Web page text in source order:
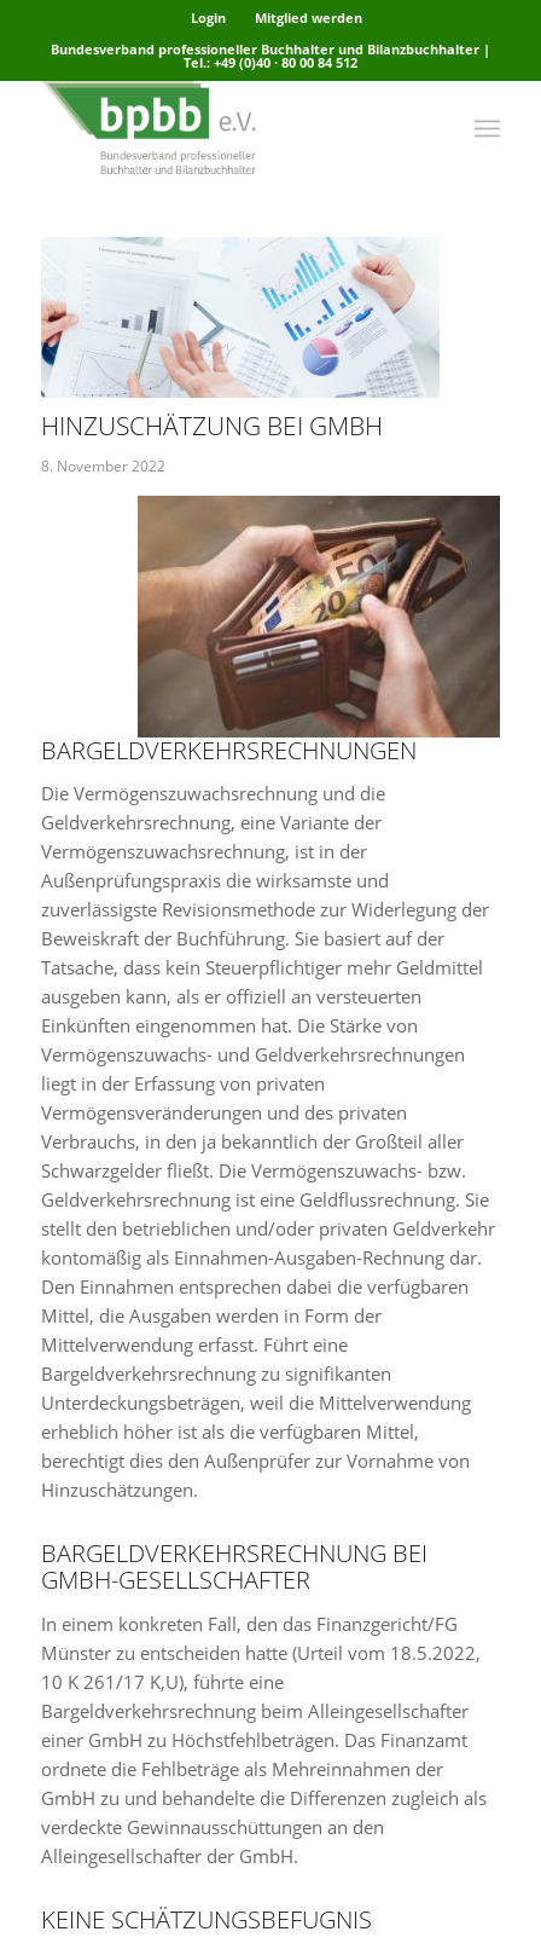
Login
Mitglied werden
Bundesverband professioneller Buchhalter und Bilanzbuchhalter |
Tel.: +49 (0)40 · 80 00 84 512
HINZUSCHÄTZUNG BEI GMBH
8. November 2022
BARGELDVERKEHRSRECHNUNGEN
Die Vermögenszuwachsrechnung und die
Geldverkehrsrechnung, eine Variante der
Vermögenszuwachsrechnung, ist in der
Außenprüfungspraxis die wirksamste und
zuverlässigste Revisionsmethode zur Widerlegung der
Beweiskraft der Buchführung. Sie basiert auf der
Tatsache, dass kein Steuerpflichtiger mehr Geldmittel
ausgeben kann, als er offiziell an versteuerten
Einkünften eingenommen hat. Die Stärke von
Vermögenszuwachs- und Geldverkehrsrechnungen
liegt in der Erfassung von privaten
Vermögensveränderungen und des privaten
Verbrauchs, in den ja bekanntlich der Großteil aller
Schwarzgelder fließt. Die Vermögenszuwachs- bzw.
Geldverkehrsrechnung ist eine Geldflussrechnung. Sie
stellt den betrieblichen und/oder privaten Geldverkehr
kontomäßig als Einnahmen-Ausgaben-Rechnung dar.
Den Einnahmen entsprechen dabei die verfügbaren
Mittel, die Ausgaben werden in Form der
Mittelverwendung erfasst. Führt eine
Bargeldverkehrsrechnung zu signifikanten
Unterdeckungsbeträgen, weil die Mittelverwendung
erheblich höher ist als die verfügbaren Mittel,
berechtigt dies den Außenprüfer zur Vornahme von
Hinzuschätzungen.
BARGELDVERKEHRSRECHNUNG BEI
GMBH-GESELLSCHAFTER
In einem konkreten Fall, den das Finanzgericht/FG
Münster zu entscheiden hatte (Urteil vom 18.5.2022,
10 K 261/17 K,U), führte eine
Bargeldverkehrsrechnung beim Alleingesellschafter
einer GmbH zu Höchstfehlbeträgen. Das Finanzamt
ordnete die Fehlbeträge als Mehreinnahmen der
GmbH zu und behandelte die Differenzen zugleich als
verdeckte Gewinnausschüttungen an den
Alleingesellschafter der GmbH.
KEINE SCHÄTZUNGSBEFUGNIS